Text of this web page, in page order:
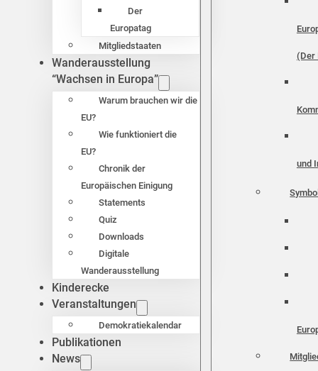
Der
Europatag
Mitgliedstaaten
Wanderausstellung
“Wachsen in Europa”
Warum brauchen wir die
EU?
Wie funktioniert die
EU?
Chronik der
Europäischen Einigung
Statements
Quiz
Downloads
Digitale
Wanderausstellung
Kinderecke
Veranstaltungen
Demokratiekalendar
Publikationen
News
(Der
und